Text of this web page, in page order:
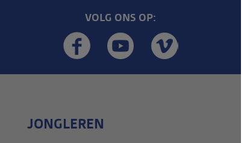
VOLG ONS OP:
JONGLEREN